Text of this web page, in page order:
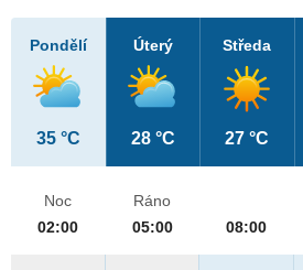
Pondělí
35 °C
Úterý
28 °C
Středa
27 °C
Noc
02:00
Ráno
05:00
08:00